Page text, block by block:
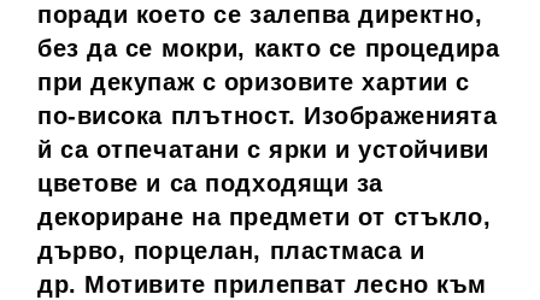
поради което се залепва директно,
без да се мокри, както се процедира
при декупаж с оризовите хартии с
по-висока плътност. Изображенията
й са отпечатани с ярки и устойчиви
цветове и са подходящи за
декориране на предмети от стъкло,
дърво, порцелан, пластмаса и
др. Мотивите прилепват лесно към